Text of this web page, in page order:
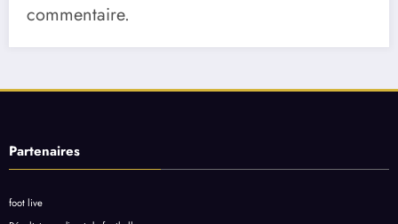
commentaire.
Partenaires
foot live